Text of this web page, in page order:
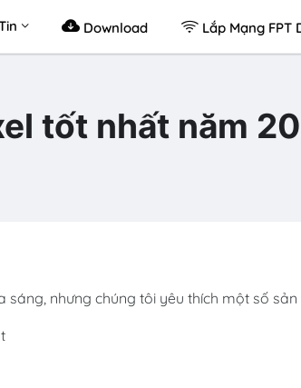
Download Lắp Mạng FPT
tốt nhất năm
nhưng chúng tôi yêu thích một số